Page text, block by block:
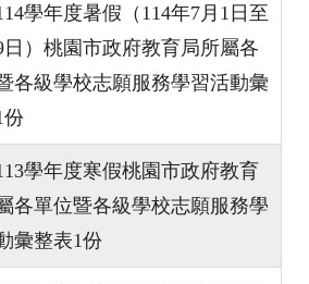
學年度暑假（114年7月1日至
日）桃園市政府教育局所屬各
各級學校志願服務學習活動彙
份
學年度寒假桃園市政府教育
各單位暨各級學校志願服務學
彙整表1份